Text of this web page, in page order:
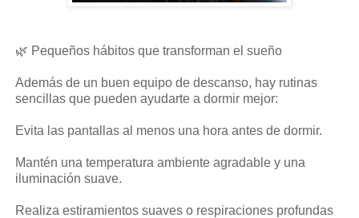
🌿 Pequeños hábitos que transforman el sueño
Además de un buen equipo de descanso, hay rutinas
sencillas que pueden ayudarte a dormir mejor:
Evita las pantallas al menos una hora antes de dormir.
Mantén una temperatura ambiente agradable y una
iluminación suave.
Realiza estiramientos suaves o respiraciones profundas